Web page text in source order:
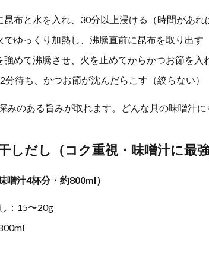
昆布と水を入れ、30分以上浸ける（時間があれ
でゆっくり加熱し、沸騰直前に昆布を取り出す
強めて沸騰させ、火を止めてからかつお節を入
分待ち、かつお節が沈んだらこす（絞らない）
みのある旨みが取れます。どんな具の味噌汁に
しだし（コク重視・味噌汁に最強
噌汁4杯分・約800ml）
：15〜20g